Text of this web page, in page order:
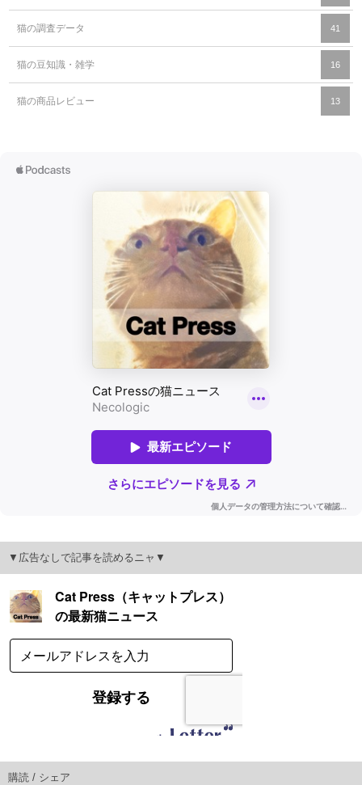
猫の調査データ 41
猫の豆知識・雑学 16
猫の商品レビュー 13
▼広告なしで記事を読めるニャ▼
購読 / シェア